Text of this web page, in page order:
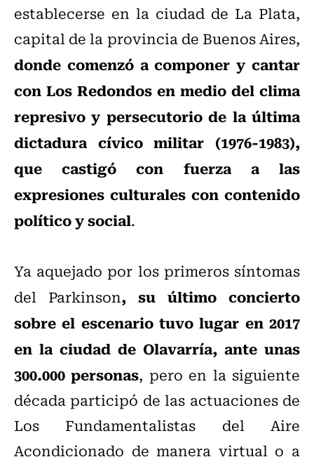
establecerse en la ciudad de La Plata,
capital de la provincia de Buenos Aires,
donde comenzó a componer y cantar
con Los Redondos en medio del clima
represivo y persecutorio de la última
dictadura cívico militar (1976-1983),
que castigó con fuerza a las
expresiones culturales con contenido
político y social.
Ya aquejado por los primeros síntomas
del Parkinson, su último concierto
sobre el escenario tuvo lugar en 2017
en la ciudad de Olavarría, ante unas
300.000 personas, pero en la siguiente
década participó de las actuaciones de
Los Fundamentalistas del Aire
Acondicionado de manera virtual o a